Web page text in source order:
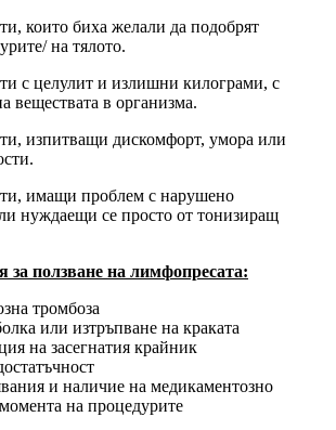
които биха желали да подобрят
на тялото.
с целулит и излишни килограми, с
веществата в организма.
изпитващи дискомфорт, умора или
имащи проблем с нарушено
нуждаещи се просто от тонизиращ
за ползване на лимфопресата:
тромбоза
или изтръпване на краката
на засегнатия крайник
и наличие на медикаментозно
на процедурите